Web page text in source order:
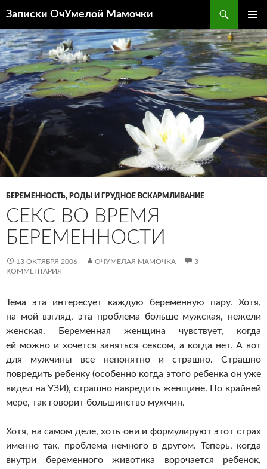
содержимому
Записки ОчУмелой Мамочки
МЕНЮ
БЕРЕМЕННОСТЬ, РОДЫ И ГРУДНОЕ ВСКАРМЛИВАНИЕ
СЕКС ВО ВРЕМЯ
БЕРЕМЕННОСТИ
13 ОКТЯБРЯ 2006 ОЧУМЕЛАЯ МАМОЧКА
3
КОММЕНТАРИЯ
Тема эта интересует каждую беременную пару. Хотя,
на мой взгляд, эта проблема больше мужская, нежели
женская. Беременная женщина чувствует, когда
ей можно и хочется заняться сексом, а когда нет. А вот
для мужчины все непонятно и страшно. Страшно
повредить ребенку (особенно когда этого ребенка он уже
видел на УЗИ), страшно навредить женщине. По крайней
мере, так говорит большинство мужчин.
Хотя, на самом деле, хоть они и формулируют этот страх
именно так, проблема немного в другом. Теперь, когда
внутри беременного животика ворочается ребенок,